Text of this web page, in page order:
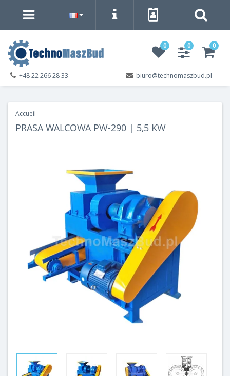
0 0 0
biuro@technomaszbud.pl
+48 22 266 28 33
Accueil
PRASA WALCOWA PW-290 | 5,5 KW